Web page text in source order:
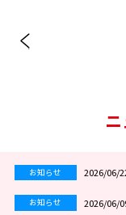
お知らせ 2026/06/
お知らせ 2026/06/